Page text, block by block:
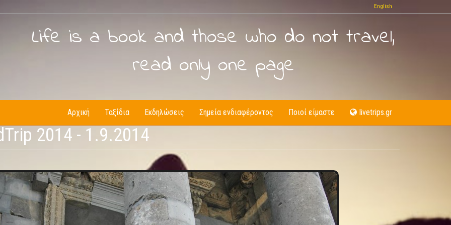
English
Life is a book and those who do not travel,
read only one page
Αρχική Ταξίδια Εκδηλώσεις Σημεία ενδιαφέροντος Ποιοί είμαστε livetrips.gr
2014 - 1.9.2014